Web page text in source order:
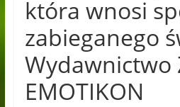
która wnosi
zabieganego
Wydawnictwo
EMOTIKON